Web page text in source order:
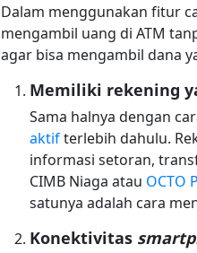
Dalam menggunakan fitur
mengambil uang di ATM
agar bisa mengambil dana
Memiliki rekening
Sama halnya dengan
aktifterlebih dahulu.
informasi setoran,
CIMB Niaga atau OCTO
satunya adalah cara
Konektivitas